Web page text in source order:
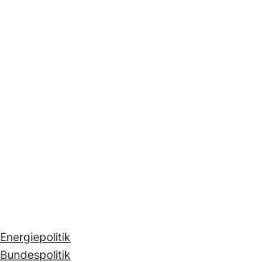
Energiepolitik
Bundespolitik